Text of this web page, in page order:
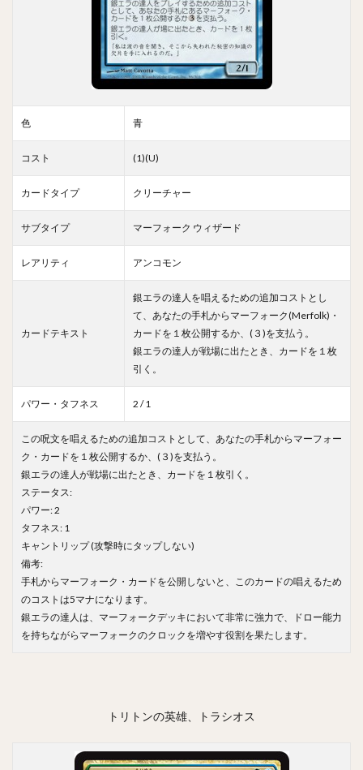
色 青
コスト (1)(U)
カードタイプ クリーチャー
サブタイプ マーフォーク ウィザード
レアリティ アンコモン
カードテキスト
銀エラの達人を唱えるための追加コストとし
て、あなたの手札からマーフォーク(Merfolk)・
カードを１枚公開するか、(３)を支払う。
銀エラの達人が戦場に出たとき、カードを１枚
引く。
パワー・タフネス 2 / 1
この呪文を唱えるための追加コストとして、あなたの手札からマーフォー
ク・カードを１枚公開するか、(３)を支払う。
銀エラの達人が戦場に出たとき、カードを１枚引く。
ステータス:
パワー: 2
タフネス: 1
キャントリップ (攻撃時にタップしない)
備考:
手札からマーフォーク・カードを公開しないと、このカードの唱えるため
のコストは5マナになります。
銀エラの達人は、マーフォークデッキにおいて非常に強力で、ドロー能力
を持ちながらマーフォークのクロックを増やす役割を果たします。
トリトンの英雄、トラシオス